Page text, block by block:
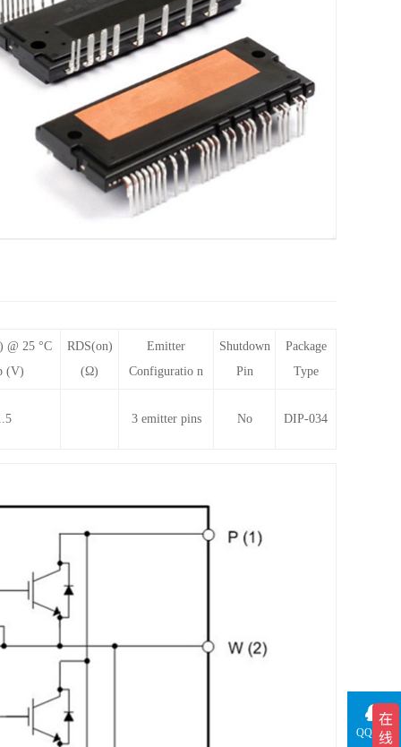
@ 25 °C
(V)
RDS(on)
(Ω)
Emitter
Configuratio n
Shutdown
Pin
Package
Type
3 emitter pins No DIP-034
QQ咨询